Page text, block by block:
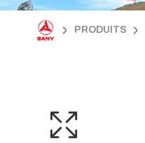
PRODUITS